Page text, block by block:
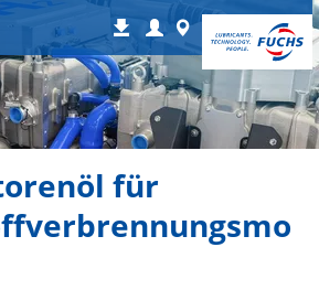
Downloads
LoginWorldwide
für